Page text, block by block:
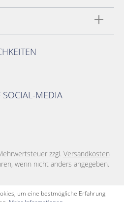
SOCIAL-MEDIA
zzgl. Versandkosten
wenn nicht anders angegeben.
um eine bestmögliche Erfahrung